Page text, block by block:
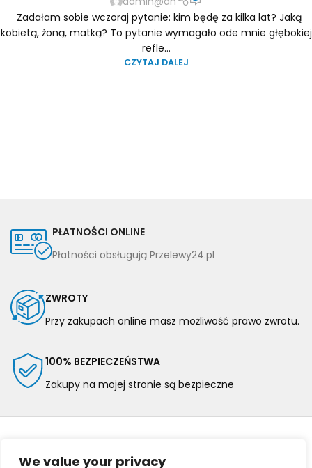
We value your privacy
Zadałam sobie wczoraj pytanie: kim będę za kilka lat? Jaką
kobietą, żoną, matką? To pytanie wymagało ode mnie głębokiej
refle...
CZYTAJ DALEJ
PŁATNOŚCI ONLINE
Płatności obsługują Przelewy24.pl
ZWROTY
Przy zakupach online masz możliwość prawo zwrotu.
100% BEZPIECZEŃSTWA
Zakupy na mojej stronie są bezpieczne